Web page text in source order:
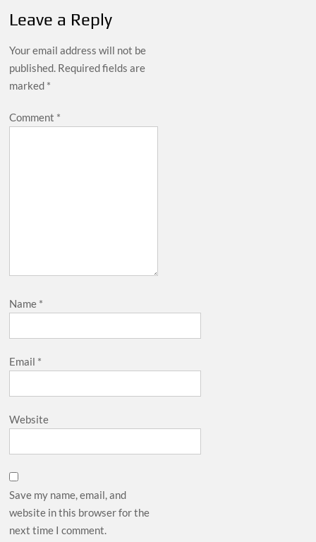
Leave a Reply
Your email address will not be
published. Required fields are
marked *
Comment *
Name *
Email *
Website
Save my name, email, and
website in this browser for the
next time I comment.